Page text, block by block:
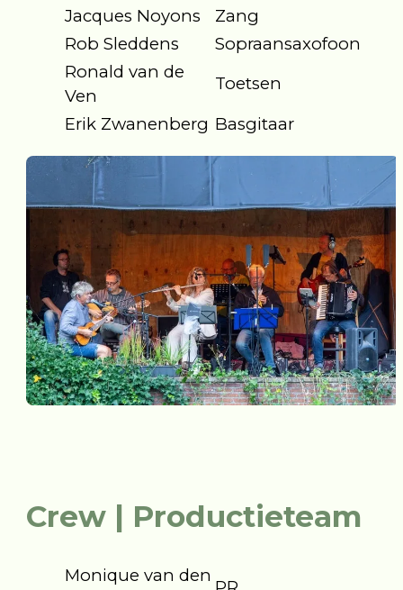
Jacques Noyons
Zang
Rob Sleddens
Sopraansaxofoon
Ronald van de
Ven
Toetsen
Erik Zwanenberg Basgitaar
Crew | Productieteam
Monique van den